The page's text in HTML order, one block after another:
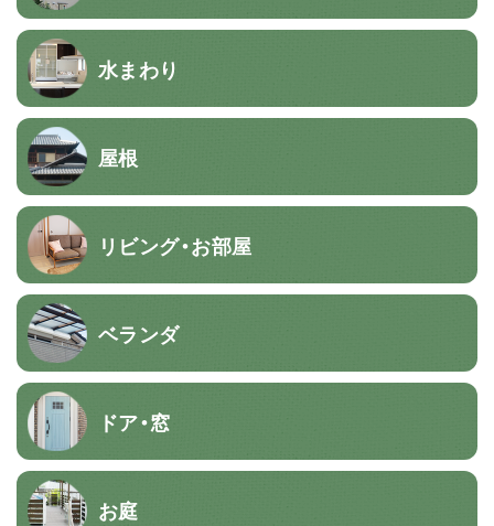
水まわり
屋根
リビング・お部屋
ベランダ
ドア・窓
お庭